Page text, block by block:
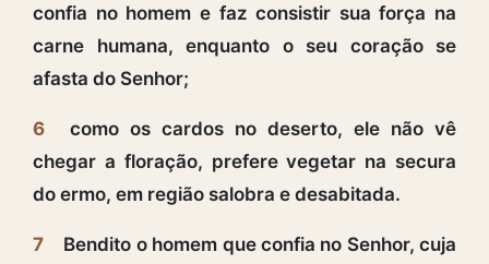
confia no homem e faz consistir sua força na
carne humana, enquanto o seu coração se
afasta do Senhor;
6
como os cardos no deserto, ele não vê
chegar a floração, prefere vegetar na secura
do ermo, em região salobra e desabitada.
7
Bendito o homem que confia no Senhor, cuja